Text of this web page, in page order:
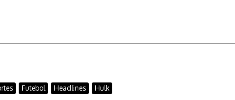
Futebol Headlines Hulk